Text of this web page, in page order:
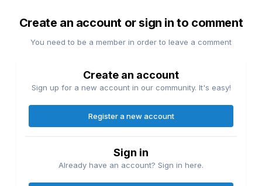
Create an account or sign in to comment
You need to be a member in order to leave a comment
Create an account
Sign up for a new account in our community. It's easy!
Register a new account
Sign in
Already have an account? Sign in here.